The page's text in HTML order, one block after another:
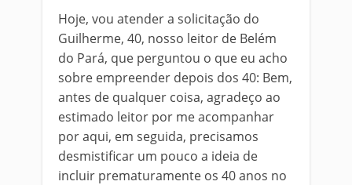
Hoje, vou atender a solicitação do
Guilherme, 40, nosso leitor de Belém
do Pará, que perguntou o que eu acho
sobre empreender depois dos 40: Bem,
antes de qualquer coisa, agradeço ao
estimado leitor por me acompanhar
por aqui, em seguida, precisamos
desmistificar um pouco a ideia de
incluir prematuramente os 40 anos no